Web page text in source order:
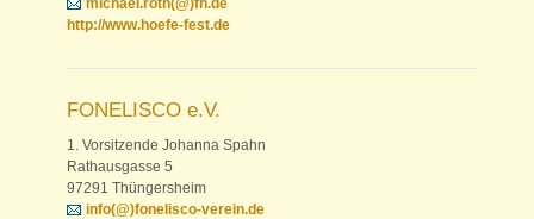
michael.roth(@)fn.de
http://www.hoefe-fest.de
FONELISCO e.V.
1. Vorsitzende Johanna Spahn
Rathausgasse 5
97291 Thüngersheim
info(@)fonelisco-verein.de